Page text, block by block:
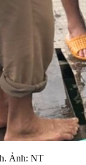
Ảnh: NT